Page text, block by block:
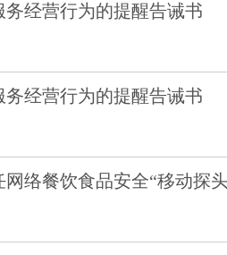
经营行为的提醒告诫书
经营行为的提醒告诫书
络餐饮食品安全“移动探